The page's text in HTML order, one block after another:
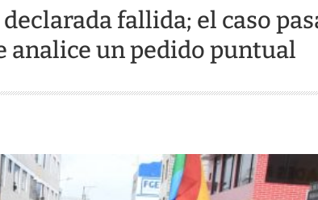
fallida; el caso
analice un pedido puntual